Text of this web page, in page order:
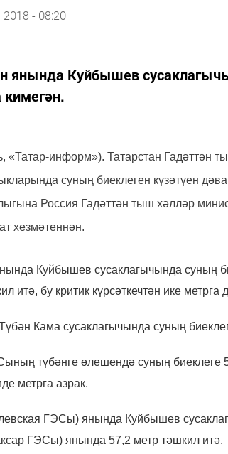
2018 - 08:20
янында Куйбышев
кимегән.
«Татар-информ»). Татарстан Гадәттән
суның биеклеген күзәтүен
Россия Гадәттән тыш хәлләр
хезмәтеннән.
Куйбышев сусаклагычында суның
итә, бу критик күрсәткечтән ике метрга
Кама сусаклагычында суның
түбәнге өлешендә суның биеклеге
метрга азрак.
ГЭСы) янында Куйбышев
ГЭСы) янында 57,2 метр тәшкил итә.